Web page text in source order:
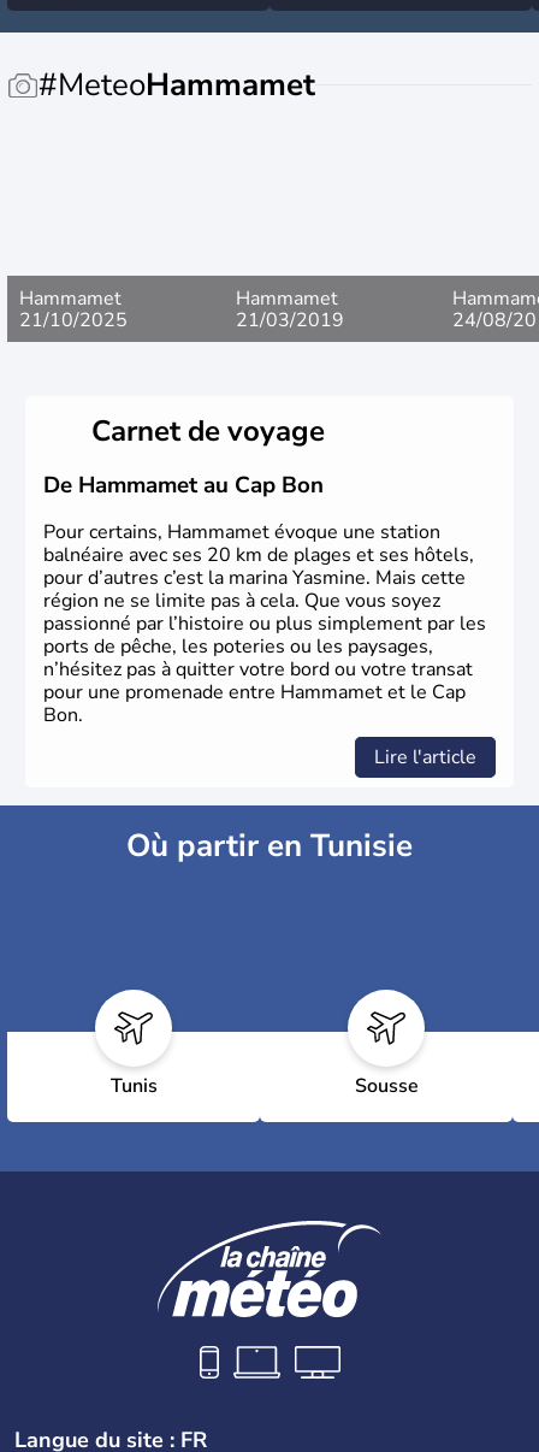
#MeteoHammamet
Hammamet
21/10/2025
Hammamet
21/03/2019
24/08/
Carnet de voyage
De Hammamet au Cap Bon
Pour certains, Hammamet évoque une station
balnéaire avec ses 20 km de plages et ses hôtels,
pour d’autres c’est la marina Yasmine. Mais cette
région ne se limite pas à cela. Que vous soyez
passionné par l’histoire ou plus simplement par les
ports de pêche, les poteries ou les paysages,
n’hésitez pas à quitter votre bord ou votre transat
pour une promenade entre Hammamet et le Cap
Bon.
Lire l'article
Où partir en Tunisie
Tunis Sousse
Langue du site : FR